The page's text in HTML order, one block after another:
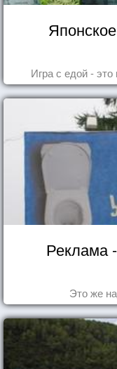
Игра с едой -
Реклама
Это же